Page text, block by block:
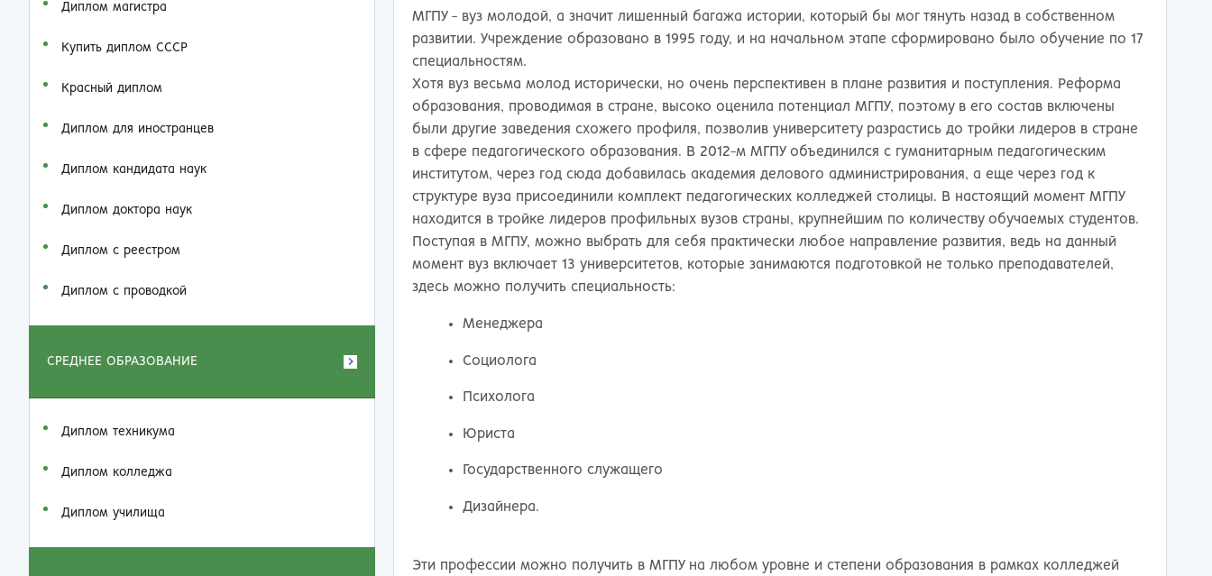
Владивосток
Владикавказ
Волгоград
Волжский
Вологда
Воронеж
Грозный
Екатеринбург
Иваново
Ижевск
Иркутск
Йошкар-Ола
Нальчик
Находка
Нижний Новгород
Нижний Тагил
Новокузнец
Новороссийск
Новосибирск
Омск
Орел
Оренбург
Орск
Тамбов
Тверь
Томск
Тула
Тюмень
Улан-Удэ
Ульяновск
Уфа
Хабаровск
Химки
Чебоксары
Диплом магистра
Купить диплом СССР
Красный диплом
Диплом для иностранцев
Диплом кандидата наук
Диплом доктора наук
Диплом с реестром
Диплом с проводкой
СРЕДНЕЕ ОБРАЗОВАНИЕ
Диплом техникума
Диплом колледжа
Диплом училища
МГПУ - вуз молодой, а значит лишенный багажа истории, который бы мог тянуть назад в собственном
развитии. Учреждение образовано в 1995 году, и на начальном этапе сформировано было обучение по 17
специальностям.
Хотя вуз весьма молод исторически, но очень перспективен в плане развития и поступления. Реформа
образования, проводимая в стране, высоко оценила потенциал МГПУ, поэтому в его состав включены
были другие заведения схожего профиля, позволив университету разрастись до тройки лидеров в стране
в сфере педагогического образования. В 2012-м МГПУ объединился с гуманитарным педагогическим
институтом, через год сюда добавилась академия делового администрирования, а еще через год к
структуре вуза присоединили комплект педагогических колледжей столицы. В настоящий момент МГПУ
находится в тройке лидеров профильных вузов страны, крупнейшим по количеству обучаемых студентов.
Поступая в МГПУ, можно выбрать для себя практически любое направление развития, ведь на данный
момент вуз включает 13 университетов, которые занимаются подготовкой не только преподавателей,
здесь можно получить специальность:
Менеджера
Социолога
Психолога
Юриста
Государственного служащего
Дизайнера.
Эти профессии можно получить в МГПУ на любом уровне и степени образования в рамках колледжей